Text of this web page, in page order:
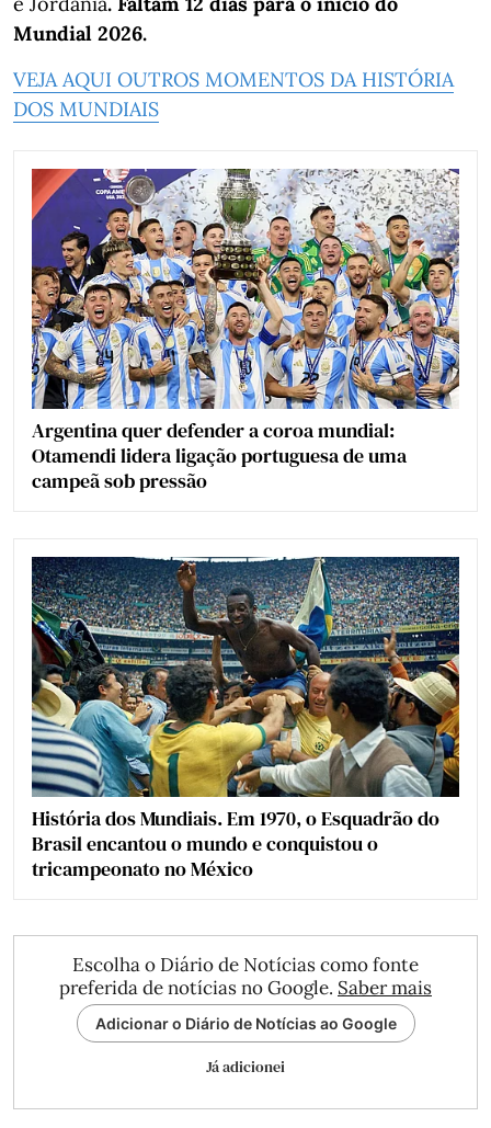
Mundial 2026.
VEJA AQUI OUTROS MOMENTOS DA HISTÓRIA
DOS MUNDIAIS
Argentina quer defender a coroa mundial:
Otamendi lidera ligação portuguesa de uma
campeã sob pressão
História dos Mundiais. Em 1970, o Esquadrão do
Brasil encantou o mundo e conquistou o
tricampeonato no México
Escolha o Diário de Notícias como fonte
preferida de notícias no Google. Saber mais
Adicionar o Diário de Notícias ao Google
Já adicionei